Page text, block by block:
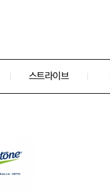
스트라이브